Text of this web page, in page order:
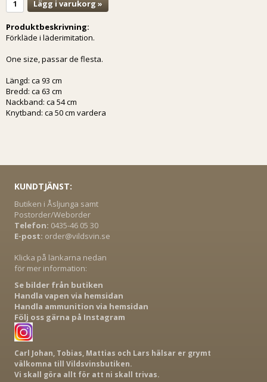
Lägg i varukorg »
Produktbeskrivning:
Förkläde i läderimitation.
One size, passar de flesta.
Längd: ca 93 cm
Bredd: ca 63 cm
Nackband: ca 54 cm
Knytband: ca 50 cm vardera
KUNDTJÄNST:
Butiken i Åsljunga samt
Postorder/Weborder
Telefon: 0435-46 05 30
E-post: order@vildsvin.se
Klicka på länkarna nedan
för mer information:
Se bilder från butiken
Handla vapen via hemsidan
Handla ammunition via hemsidan
Följ oss gärna på Instagram
Carl Johan, Tobias, Mattias och Lars hälsar er grymt
välkomna till Vildsvinsbutiken.
Vi skall göra allt för att ni skall trivas.